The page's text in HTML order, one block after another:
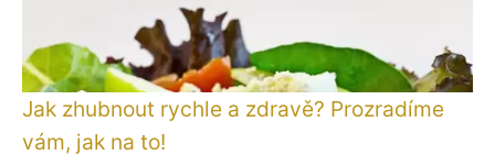
Jak zhubnout rychle a zdravě? Prozradíme
vám, jak na to!